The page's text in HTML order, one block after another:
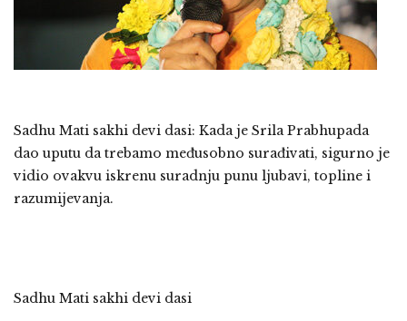
Sadhu Mati sakhi devi dasi: Kada je Srila Prabhupada
dao uputu da trebamo međusobno surađivati, sigurno je
vidio ovakvu iskrenu suradnju punu ljubavi, topline i
razumijevanja.
Sadhu Mati sakhi devi dasi